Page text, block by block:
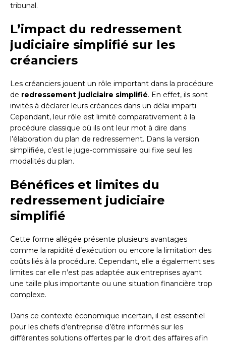
tribunal.
L’impact du redressement
judiciaire simplifié sur les
créanciers
Les créanciers jouent un rôle important dans la procédure
de redressement judiciaire simplifié. En effet, ils sont
invités à déclarer leurs créances dans un délai imparti.
Cependant, leur rôle est limité comparativement à la
procédure classique où ils ont leur mot à dire dans
l’élaboration du plan de redressement. Dans la version
simplifiée, c’est le juge-commissaire qui fixe seul les
modalités du plan.
Bénéfices et limites du
redressement judiciaire
simplifié
Cette forme allégée présente plusieurs avantages
comme la rapidité d’exécution ou encore la limitation des
coûts liés à la procédure. Cependant, elle a également ses
limites car elle n’est pas adaptée aux entreprises ayant
une taille plus importante ou une situation financière trop
complexe.
Dans ce contexte économique incertain, il est essentiel
pour les chefs d’entreprise d’être informés sur les
différentes solutions offertes par le droit des affaires afin